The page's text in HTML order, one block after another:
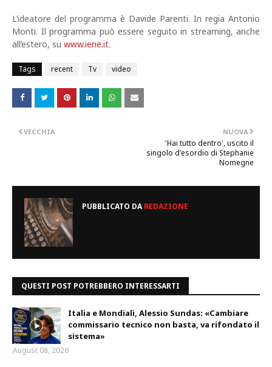
L’ideatore del programma è Davide Parenti. In regia Antonio
Monti. Il programma può essere seguito in streaming, anche
all’estero, su www.iene.it.
Tags recent Tv video
NUOVA
'Hai tutto dentro', uscito il
singolo d'esordio di Stephanie
Nomegne
VECCHIA
PUBBLICATO DAREDAZIONE
QUESTI POST POTREBBERO INTERESSARTI
Italia e Mondiali, Alessio Sundas: «Cambiare
commissario tecnico non basta, va rifondato il
sistema»
August 08, 2026